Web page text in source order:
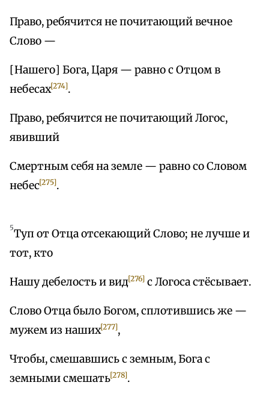
Право, ребячится не почитающий вечное
Слово —
[Нашего] Бога, Царя — равно с Отцом в
небесах[274].
Право, ребячится не почитающий Логос,
явивший
Смертным себя на земле — равно со Словом
небес[275].
5Туп от Отца отсекающий Слово; не лучше и
тот, кто
Нашу дебелость и вид[276] с Логоса стёсывает.
Слово Отца было Богом, сплотившись же —
мужем из наших[277],
Чтобы, смешавшись с земным, Бога с
земными смешать[278].